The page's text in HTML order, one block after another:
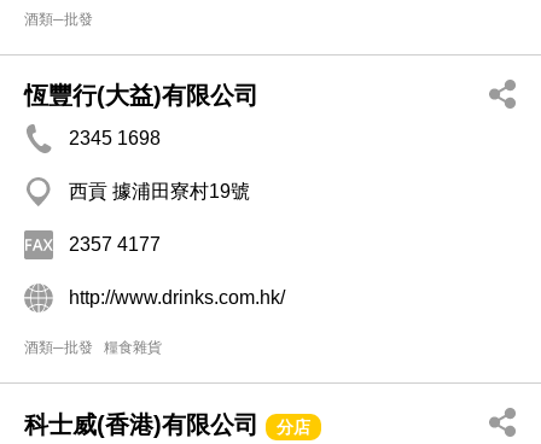
酒類─批發
恆豐行(大益)有限公司
2345 1698
西貢 據浦田寮村19號
2357 4177
http://www.drinks.com.hk/
酒類─批發 糧食雜貨
科士威(香港)有限公司 分店